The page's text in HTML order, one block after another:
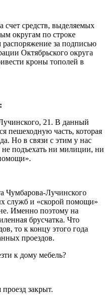
счет средств, выделяемых
округам по строке
распоряжение за подписью
Октябрьского округа
кроны тополей в
21. В данный
пешеходную часть, которая
Но в связи с этим у нас
подъехать ни милиции, ни
Чумбарова-Лучинского
служб и «скорой помощи»
Именно поэтому на
брусчатка. Что
то к концу этого года
проездов.
к дому мебель?
закрыт.